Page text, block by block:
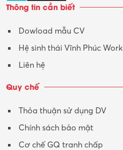
Tư vấn
Tư vấn – Kiến trúc
Y tế-Dược
Thông tin cần biết
Dowload mẫu CV
Hệ sinh thái Vĩnh Phúc Work
Liên hệ
Quy chế
Thỏa thuận sử dụng DV
Chính sách bảo mật
Cơ chế GQ tranh chấp